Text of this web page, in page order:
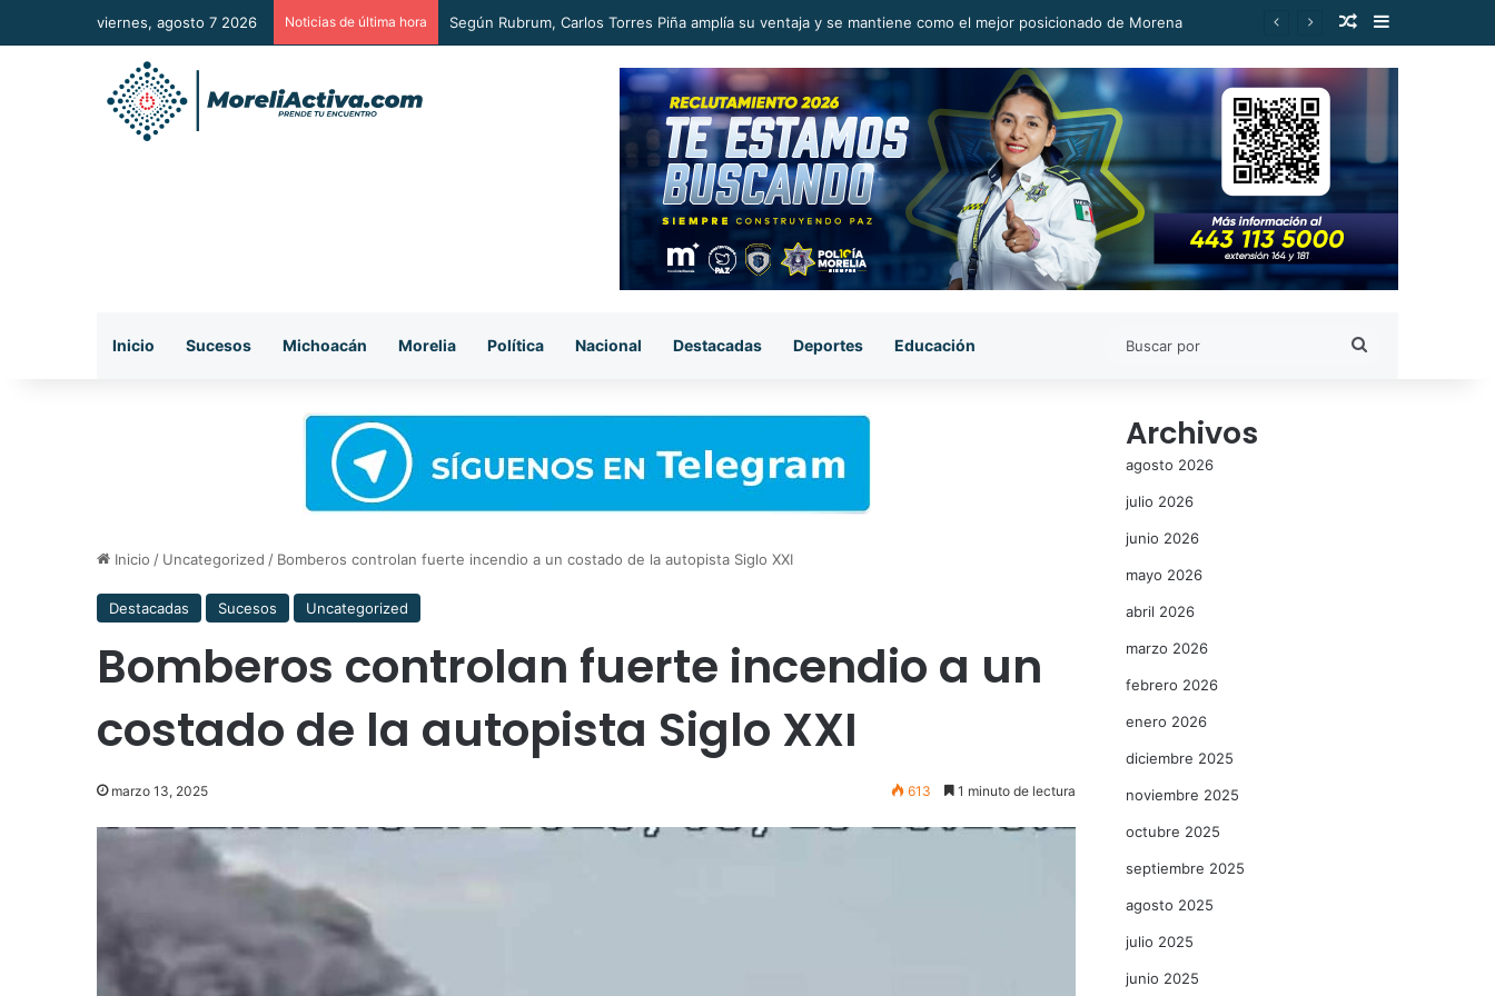
viernes, agosto 7 2026 Noticias de última hora Según Rubrum, Carlos Torres Piña amplía su ventaja y se mantiene como el mejor posicionado de Morena Publicación al
Barra lateral
Inicio Sucesos Michoacán Morelia Política Nacional Destacadas Deportes Educación
Inicio / Uncategorized / Bomberos controlan fuerte incendio a un costado de la autopista Siglo XXI
Destacadas Sucesos Uncategorized
Bomberos controlan fuerte incendio a un
costado de la autopista Siglo XXI
marzo 13, 2025 613 1 minuto de lectura
Archivos
agosto 2026
julio 2026
junio 2026
mayo 2026
abril 2026
marzo 2026
febrero 2026
enero 2026
diciembre 2025
noviembre 2025
octubre 2025
septiembre 2025
agosto 2025
julio 2025
junio 2025